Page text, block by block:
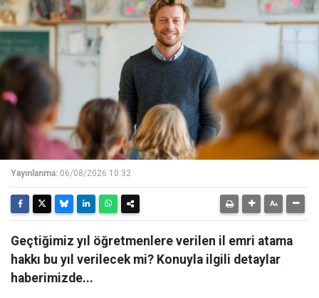
Yayınlanma: 06/08/2026 10:32
Geçtiğimiz yıl öğretmenlere verilen il emri atama
hakkı bu yıl verilecek mi? Konuyla ilgili detaylar
haberimizde...